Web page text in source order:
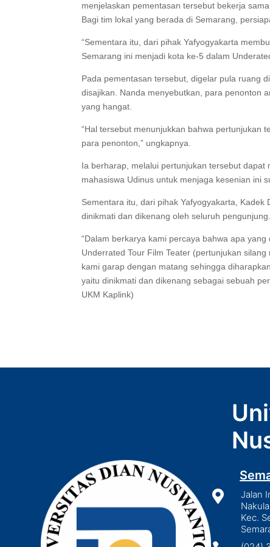
menjelaskan pementasan tersebut bekerja
Bagi tim lokal yang berada di Semarang,
“Sementara itu, dari pihak Yafyogyakarta
Semarang ini menjadi kota ke-5 dalam
Pada pementasan tersebut, digelar pula ruang
disajikan. Nanda menyebutkan, para penonton
yang hangat.
“Hal tersebut menunjukkan bahwa pertunjukan
para penonton,” ungkapnya.
Ia berharap, melalui pertunjukan tersebut
mahasiswa Udinus untuk menjaga kesenian ini
Sementara itu, dari pihak Yafyogyakarta,
dinikmati dan dikenang oleh seluruh pengunjung.
“Dalam berkarya kami percaya bahwa apa
Underrated Tour Film Teater (pertunjukan
kami garap dengan matang sehingga
yaitu dinikmati dan dikenang sebagai sebuah
UKM Kaplink)

Jalan
Kec.